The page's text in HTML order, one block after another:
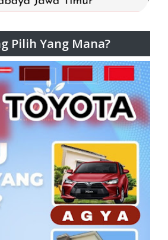
Pilih Yang Mana?